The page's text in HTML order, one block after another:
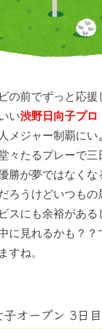
の前でずっと応援
い渋野日向子プロ
メジャー制覇にい
々たるプレーで三
勝が夢ではなくな
ろうけどいつもの
スにも余裕がある
に見れるかも？？
すね。
オープン 3日目